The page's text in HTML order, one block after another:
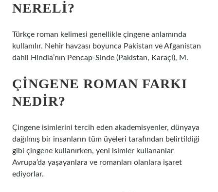
NERELI?
Türkçe roman kelimesi genellikle çingene anlamında
kullanılır. Nehir havzası boyunca Pakistan ve Afganistan
dahil Hindia’nın Pencap-Sinde (Pakistan, Karaçi), M.
ÇINGENE ROMAN FARKI
NEDIR?
Çingene isimlerini tercih eden akademisyenler, dünyaya
dağılmış bir insanların tüm üyeleri tarafından belirtildiği
gibi çingene kullanırken, yeni isimler kullananlar
Avrupa’da yaşayanlara ve romanları olanlara işaret
ediyorlar.